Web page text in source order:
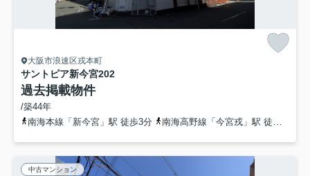
大阪市浪速区戎本町
サントピア新今宮202
過去掲載物件
/築44年
南海本線「新今宮」駅 徒歩3分
南海高野線「今宮戎」駅 徒歩6分
中古マンション